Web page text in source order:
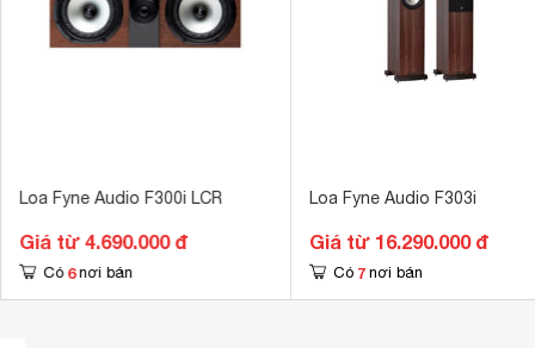
Loa Fyne Audio F300i LCR
Giá từ 4.690.000 đ
Có 6 nơi bán
Loa Fyne Audio F303i
Giá từ 16.290.000 đ
Có 7 nơi bán